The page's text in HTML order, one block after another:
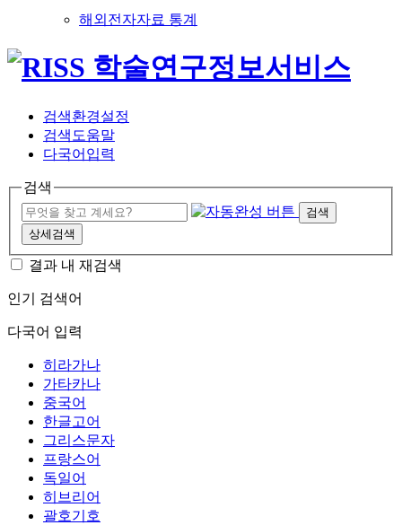
해외전자자료 통계
검색환경설정
검색도움말
다국어입력
검색
검색
상세검색
결과 내 재검색
인기 검색어
다국어 입력
히라가나
가타카나
중국어
한글고어
그리스문자
프랑스어
독일어
히브리어
괄호기호